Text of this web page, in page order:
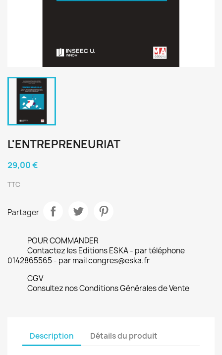
L'ENTREPRENEURIAT
29,00 €
TTC
Partager
POUR COMMANDER
Contactez les Editions ESKA - par téléphone
0142865565 - par mail congres@eska.fr
CGV
Consultez nos Conditions Générales de Vente
Description Détails du produit